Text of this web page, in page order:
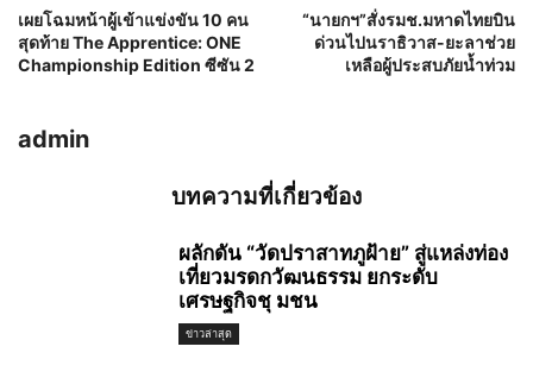
เผยโฉมหน้าผู้เข้าแข่งขัน 10 คน
สุดท้าย The Apprentice: ONE
Championship Edition ซีซัน 2
“นายกฯ”สั่งรมช.มหาดไทยบิน
ด่วนไปนราธิวาส-ยะลาช่วย
เหลือผู้ประสบภัยน้ำท่วม
admin
บทความที่เกี่ยวข้อง
ผลักดัน “วัดปราสาทภูฝ้าย” สู่แหล่งท่อง
เที่ยวมรดกวัฒนธรรม ยกระดับ
เศรษฐกิจชุ มชน
ข่าวล่าสุด